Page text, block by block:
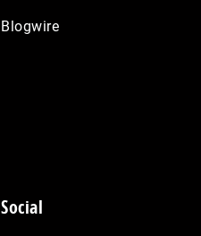
Blogwire
Social